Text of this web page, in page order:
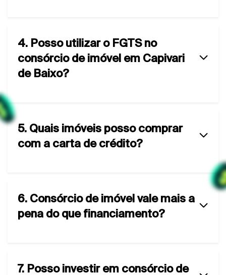
4. Posso utilizar o FGTS no
consórcio de imóvel em Capivari
de Baixo?
5. Quais imóveis posso comprar
com a carta de crédito?
6. Consórcio de imóvel vale mais a
pena do que financiamento?
7. Posso investir em consórcio de